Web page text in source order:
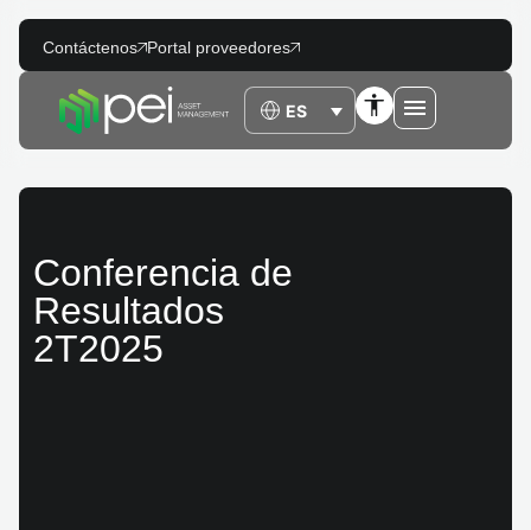
Contáctenos Portal proveedores
Conferencia de
Resultados
2T2025